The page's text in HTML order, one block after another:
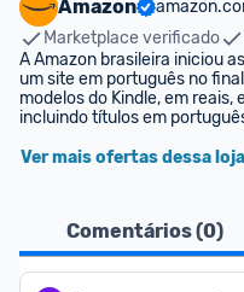
Amazon
Marketplace verificado
A Amazon brasileira iniciou
um site em português no
modelos do Kindle, em
incluindo títulos em
Ver mais ofertas dessa loja
Comentários (0)